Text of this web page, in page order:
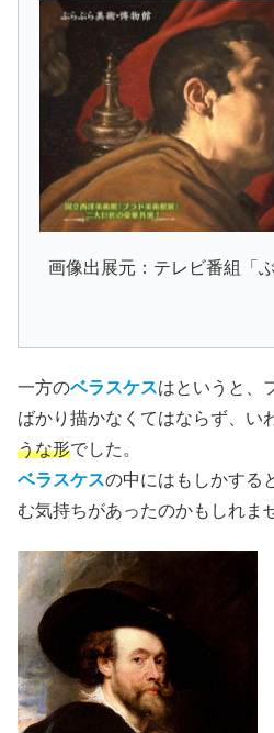
画像出展元：テレビ番組「
一方のベラスケスはというと、
ばかり描かなくてはならず、い
うな形でした。
ベラスケスの中にはもしかする
む気持ちがあったのかもしれま